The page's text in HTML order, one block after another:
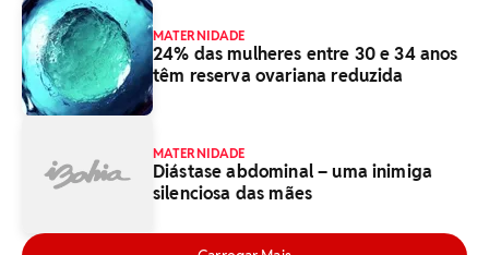
MATERNIDADE
24% das mulheres entre 30 e 34 anos
têm reserva ovariana reduzida
MATERNIDADE
Diástase abdominal – uma inimiga
silenciosa das mães